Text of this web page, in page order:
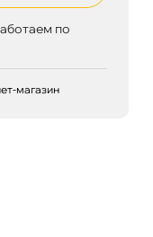
по
магазин